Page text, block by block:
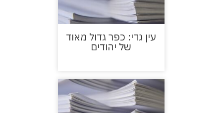
עין גדי: כפר גדול מאוד
של יהודים